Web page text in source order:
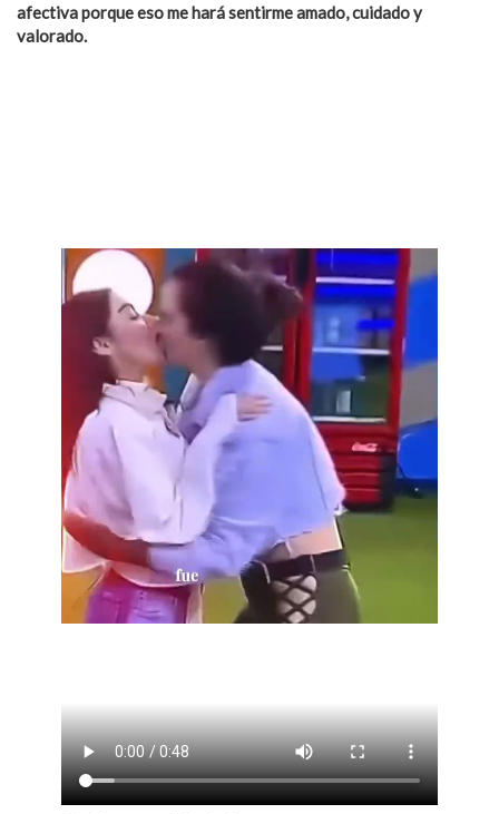
afectiva porque eso me hará sentirme amado, cuidado y
valorado.